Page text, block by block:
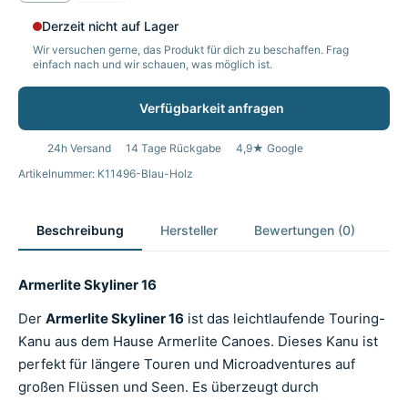
Derzeit nicht auf Lager
Wir versuchen gerne, das Produkt für dich zu beschaffen. Frag
einfach nach und wir schauen, was möglich ist.
Verfügbarkeit anfragen
24h Versand 14 Tage Rückgabe
4,9★ Google
Artikelnummer: K11496-Blau-Holz
Beschreibung Hersteller Bewertungen (0)
Armerlite Skyliner 16
Der Armerlite Skyliner 16 ist das leichtlaufende Touring-
Kanu aus dem Hause Armerlite Canoes. Dieses Kanu ist
perfekt für längere Touren und Microadventures auf
großen Flüssen und Seen. Es überzeugt durch